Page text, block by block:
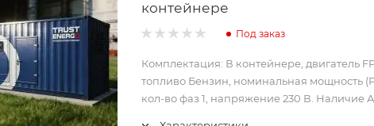
контейнере
Под заказ
Комплектация: В контейнере, двигатель
топливо Бензин, номинальная мощность
кол-во фаз 1, напряжение 230 В. Наличие